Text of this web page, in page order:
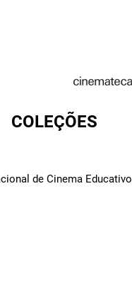
COLEÇÕES
de Cinema Educativo